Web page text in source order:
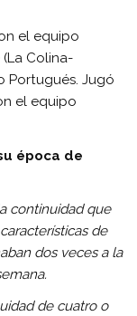
el equipo
Colina-
Portugués. Jugó
el equipo
época de
continuidad que
de
dos veces a la
de cuatro o